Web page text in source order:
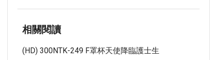
相關閱讀
(HD) 300NTK-249 F罩杯天使降臨護士生